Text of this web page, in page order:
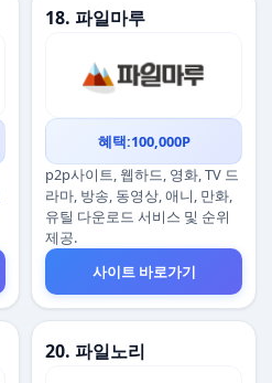
18. 파일마루
혜택:100,000P
p2p사이트, 웹하드, 영화, TV 드
라마, 방송, 동영상, 애니, 만화,
유틸 다운로드 서비스 및 순위
제공.
사이트 바로가기
20. 파일노리